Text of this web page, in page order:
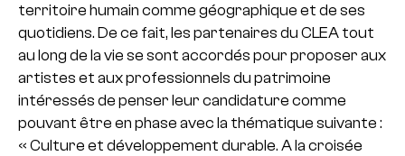
territoire humain comme géographique et de ses
quotidiens. De ce fait, les partenaires du CLEA tout
au long de la vie se sont accordés pour proposer aux
artistes et aux professionnels du patrimoine
intéressés de penser leur candidature comme
pouvant être en phase avec la thématique suivante :
« Culture et développement durable. A la croisée